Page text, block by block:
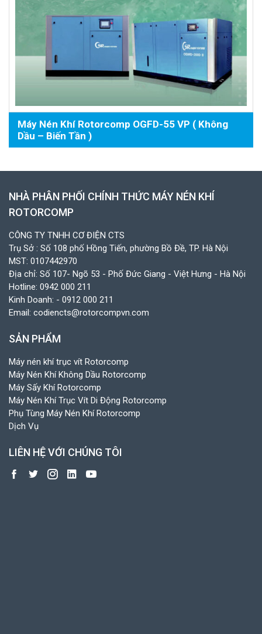
Máy Nén Khí Rotorcomp OGFD-55 VP ( Không
Dầu – Biến Tần )
NHÀ PHÂN PHỐI CHÍNH THỨC MÁY NÉN KHÍ
ROTORCOMP
CÔNG TY TNHH CƠ ĐIỆN CTS
Trụ Sở : Số 108 phố Hồng Tiến, phường Bồ Đề, TP. Hà Nội
MST: 0107442970
Địa chỉ: Số 107- Ngõ 53 - Phố Đức Giang - Việt Hưng - Hà Nội
Hotline: 0942 000 211
Kinh Doanh: - 0912 000 211
Email: codiencts@rotorcompvn.com
SẢN PHẨM
Máy nén khí trục vít Rotorcomp
Máy Nén Khí Không Dầu Rotorcomp
Máy Sấy Khí Rotorcomp
Máy Nén Khí Trục Vít Di Động Rotorcomp
Phụ Tùng Máy Nén Khí Rotorcomp
Dịch Vụ
LIÊN HỆ VỚI CHÚNG TÔI